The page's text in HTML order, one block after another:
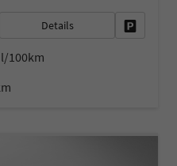
Details
100km